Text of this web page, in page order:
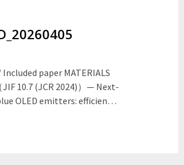
paper MATERIALS
JIF 10.7 (JCR 2024)）— Next-
OLED emitters: efficien…